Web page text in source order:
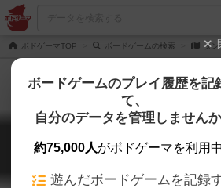
ボドゲーマTOP ボードゲームの検索 タ
タンクチェス
Tank Chess: 2026
ボードゲームのプレイ履歴を記
て、
自分のデータを管理しません
約75,000人がボドゲーマを利用中
遊んだボードゲームを記録